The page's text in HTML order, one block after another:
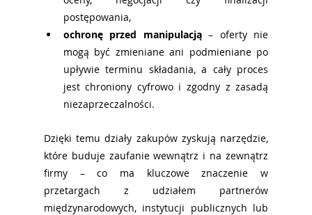
postępowania,
ochronę przed manipulacją – oferty nie
mogą być zmieniane ani podmieniane po
upływie terminu składania, a cały proces
jest chroniony cyfrowo i zgodny z zasadą
niezaprzeczalności.
Dzięki temu działy zakupów zyskują narzędzie,
które buduje zaufanie wewnątrz i na zewnątrz
firmy – co ma kluczowe znaczenie w
przetargach z udziałem partnerów
międzynarodowych, instytucji publicznych lub